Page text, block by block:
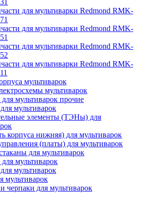
для мультиварки Redmond RMK-
для мультиварки Redmond RMK-
для мультиварки Redmond RMK-
для мультиварки Redmond RMK-
мультиварок
мультиварок
для мультиварок прочие
мультиварок
элементы (ТЭНы) для
корпуса нижняя) для мультиварок
(платы) для мультиварок
для мультиварок
мультиварок
мультиварок
мультиварок
черпаки для мультиварок